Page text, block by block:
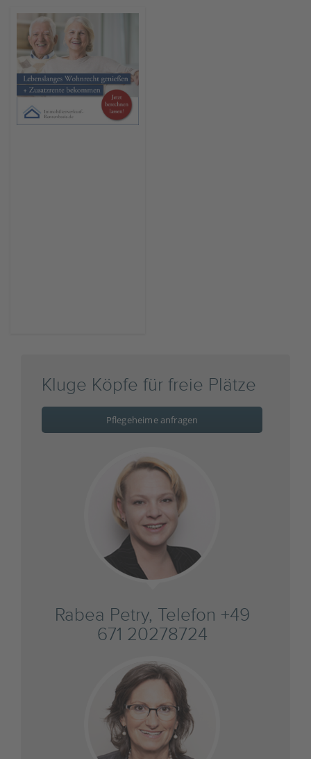
Kluge Köpfe für freie Plätze
Pflegeheime anfragen
Rabea Petry, Telefon +49
671 20278724